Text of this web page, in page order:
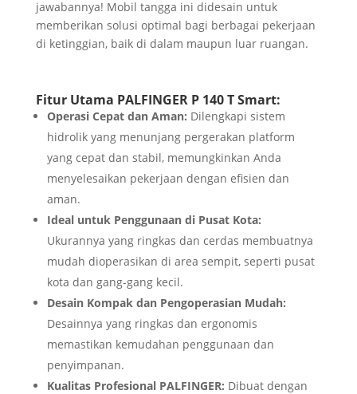
jawabannya! Mobil tangga ini didesain untuk
memberikan solusi optimal bagi berbagai pekerjaan
di ketinggian, baik di dalam maupun luar ruangan.
Fitur Utama PALFINGER P 140 T Smart:
Operasi Cepat dan Aman: Dilengkapi sistem
hidrolik yang menunjang pergerakan platform
yang cepat dan stabil, memungkinkan Anda
menyelesaikan pekerjaan dengan efisien dan
aman.
Ideal untuk Penggunaan di Pusat Kota:
Ukurannya yang ringkas dan cerdas membuatnya
mudah dioperasikan di area sempit, seperti pusat
kota dan gang-gang kecil.
Desain Kompak dan Pengoperasian Mudah:
Desainnya yang ringkas dan ergonomis
memastikan kemudahan penggunaan dan
penyimpanan.
Kualitas Profesional PALFINGER: Dibuat dengan